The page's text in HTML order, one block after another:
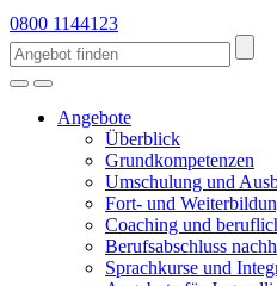
0800 1144123
Angebote
Überblick
Grundkompetenzen
Umschulung und
Fort- und
Coaching und
Berufsabschluss
Sprachkurse und